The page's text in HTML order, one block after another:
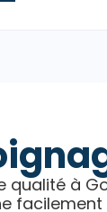
qualité à
facilement